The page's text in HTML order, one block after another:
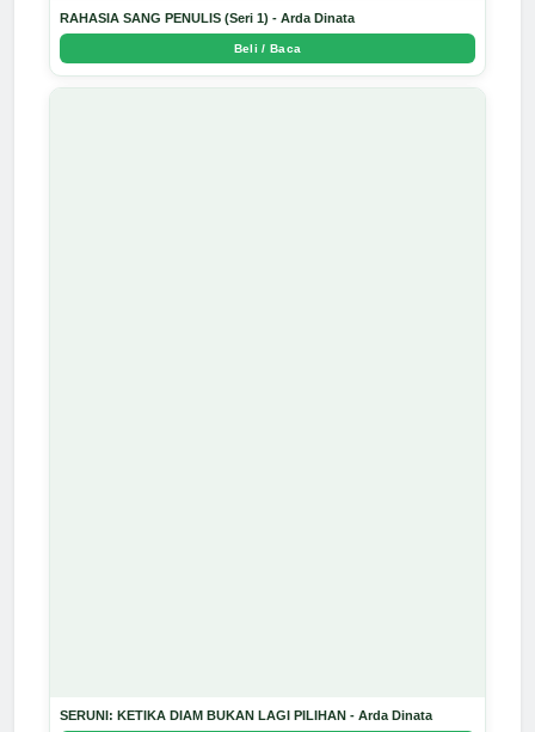
RAHASIA SANG PENULIS (Seri 1) - Arda Dinata
Beli / Baca
SERUNI: KETIKA DIAM BUKAN LAGI PILIHAN - Arda Dinata